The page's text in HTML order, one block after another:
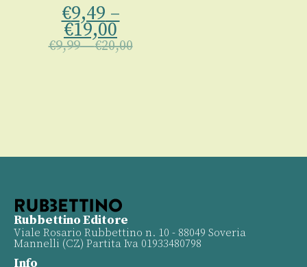
€9,49 –
€19,00
€9,99–€20,00
Rubbettino Editore
Viale Rosario Rubbettino n. 10 - 88049 Soveria
Mannelli (CZ) Partita Iva 01933480798
Info